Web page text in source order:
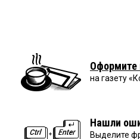
Оформите
на газету
Нашли
Выделите